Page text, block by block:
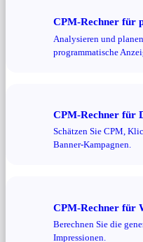
CPM-Rechner für
Analysieren und
programmatische
CPM-Rechner für
Schätzen Sie CPM,
Banner-Kampagnen.
CPM-Rechner für
Berechnen Sie die
Impressionen.